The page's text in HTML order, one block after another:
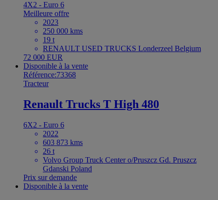
4X2 - Euro 6
Meilleure offre
2023
250 000 kms
19 t
RENAULT USED TRUCKS Londerzeel Belgium
72 000 EUR
Disponible à la vente
Référence:73368
Tracteur
Renault Trucks T High 480
6X2 - Euro 6
2022
603 873 kms
26 t
Volvo Group Truck Center o/Pruszcz Gd. Pruszcz
Gdanski Poland
Prix sur demande
Disponible à la vente